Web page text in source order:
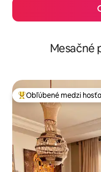
Mesačné
Najobľúbenejšie medzi
Obľúbené medzi